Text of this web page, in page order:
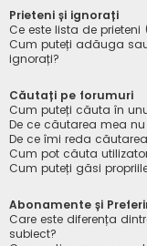
Prieteni și ignorați
Ce este lista de
Cum puteți adăuga
ignorați?
Căutați pe forumuri
Cum puteți căuta în
De ce căutarea mea
De ce îmi reda
Cum pot căuta
Cum puteți găsi
Abonamente și
Care este diferența
subiect?